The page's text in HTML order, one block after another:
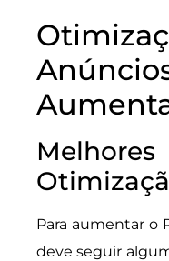
Para aumentar o
deve seguir